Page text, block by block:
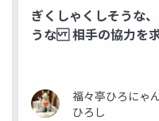
ぎくしゃくしそうな
うな 相手の協力を
福々亭ひろにゃ
ひろし